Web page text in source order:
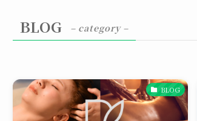
BLOG – category –
BLOG